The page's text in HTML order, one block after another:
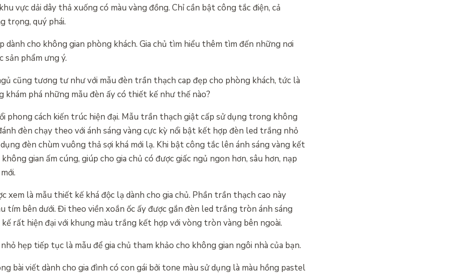
vực dải dây thả xuống có màu vàng đồng. Chỉ cần bật công tắc điện, cả
trọng, quý phái.
cho không gian phòng khách. Gia chủ tìm hiểu thêm tìm đến những nơi
sản phẩm ưng ý.
cũng tương tư như với mẫu đèn trần thạch cap đẹp cho phòng khách, tức là
khám phá những mẫu đèn ấy có thiết kế như thế nào?
phong cách kiến trúc hiện đại. Mẫu trần thạch giật cấp sử dụng trong không
đèn chạy theo với ánh sáng vàng cực kỳ nổi bật kết hợp đèn led trắng nhỏ
đèn chùm vuông thả sợi khá mới lạ. Khi bật công tắc lên ánh sáng vàng kết
gian ấm cúng, giúp cho gia chủ có được giấc ngủ ngon hơn, sâu hơn, nạp
xem là mẫu thiết kế khá độc lạ dành cho gia chủ. Phần trần thạch cao này
tím bên dưới. Đi theo viền xoắn ốc ấy được gắn đèn led trắng tròn ánh sáng
rất hiện đại với khung màu trắng kết hợp với vòng tròn vàng bên ngoài.
hẹp tiếp tục là mẫu để gia chủ tham khảo cho không gian ngôi nhà của bạn.
bài viết dành cho gia đình có con gái bởi tone màu sử dụng là màu hồng pastel